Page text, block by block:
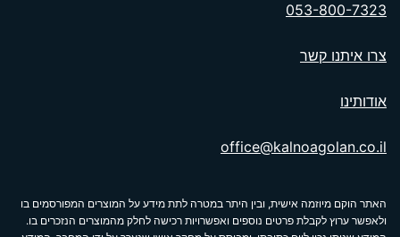
053-800-7323
צרו איתנו קשר
אודותינו
office@kalnoagolan.co.il
האתר הוקם מיוזמה אישית, ובין היתר במטרה לתת מידע על המוצרים המפורסמים בו
ולאפשר ערוץ לקבלת פרטים נוספים ואפשרויות רכישה לחלק מהמוצרים הנזכרים בו.